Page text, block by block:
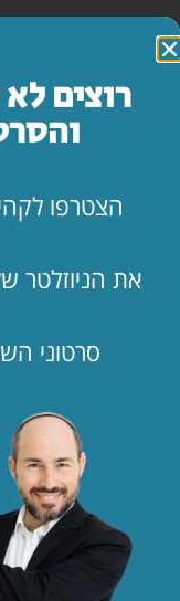
החופש כאן. בעלי
הילד קיבל ווטסאפ.
לקריאת המאמר »
ההבדל הקטן בין
העתיד כבר כאן.
לקריאת המאמר »
רוצים
הצטרפו
את הניוזלטר
סרטוני